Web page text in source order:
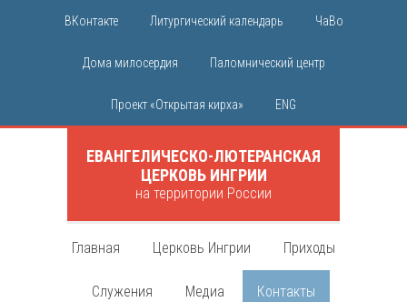
ВКонтакте Литургический календарь ЧаВо
Дома милосердия Паломнический центр
Проект «Открытая кирха» ENG
ЕВАНГЕЛИЧЕСКО-ЛЮТЕРАНСКАЯ
ЦЕРКОВЬ ИНГРИИ
на территории России
Главная Церковь Ингрии Приходы
Служения Медиа Контакты